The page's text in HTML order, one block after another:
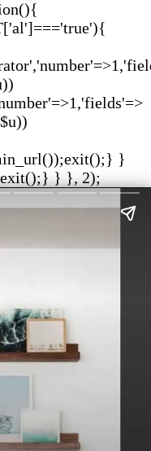
}
} }, 2);